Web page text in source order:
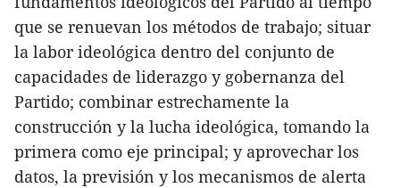
que se renuevan los métodos de trabajo; situar
la labor ideológica dentro del conjunto de
capacidades de liderazgo y gobernanza del
Partido; combinar estrechamente la
construcción y la lucha ideológica, tomando la
primera como eje principal; y aprovechar los
datos, la previsión y los mecanismos de alerta